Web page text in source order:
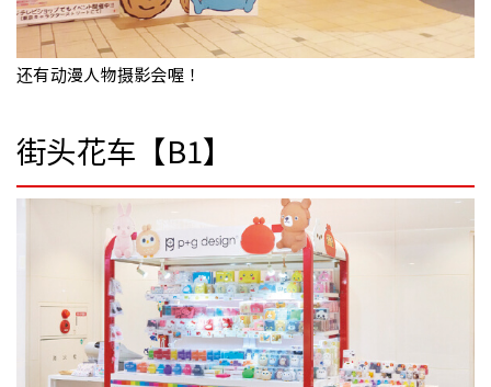
还有动漫人物摄影会喔！
街头花车【B1】